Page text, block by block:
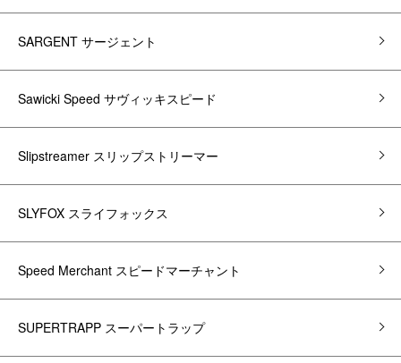
SARGENT サージェント
Sawicki Speed サヴィッキスピード
Slipstreamer スリップストリーマー
SLYFOX スライフォックス
Speed Merchant スピードマーチャント
SUPERTRAPP スーパートラップ